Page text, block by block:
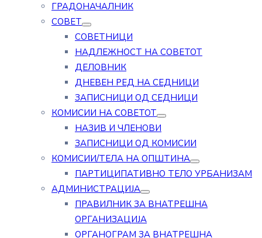
ГРАДОНАЧАЛНИК
СОВЕТ
СОВЕТНИЦИ
НАДЛЕЖНОСТ НА СОВЕТОТ
ДЕЛОВНИК
ДНЕВЕН РЕД НА СЕДНИЦИ
ЗАПИСНИЦИ ОД СЕДНИЦИ
КОМИСИИ НА СОВЕТОТ
НАЗИВ И ЧЛЕНОВИ
ЗАПИСНИЦИ ОД КОМИСИИ
КОМИСИИ/ТЕЛА НА ОПШТИНА
ПАРТИЦИПАТИВНО ТЕЛО УРБАНИЗАМ
АДМИНИСТРАЦИЈА
ПРАВИЛНИК ЗА ВНАТРЕШНА
ОРГАНИЗАЦИЈА
ОРГАНОГРАМ ЗА ВНАТРЕШНА